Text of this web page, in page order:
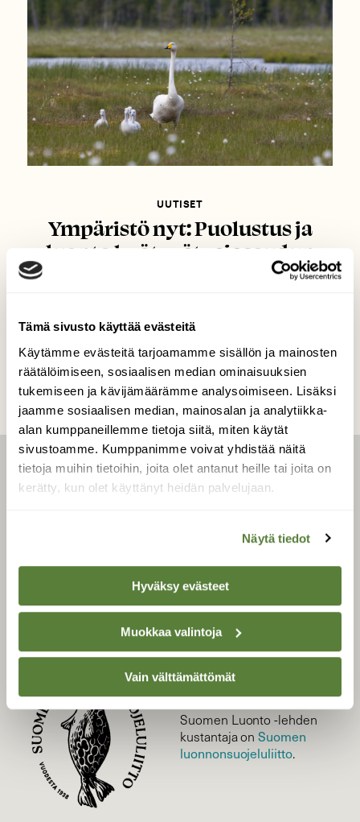
Tämä sivusto käyttää evästeitä
Käytämme evästeitä tarjoamamme sisällön ja mainosten
räätälöimiseen, sosiaalisen median ominaisuuksien
tukemiseen ja kävijämäärämme analysoimiseen. Lisäksi
jaamme sosiaalisen median, mainosalan ja analytiikka-
alan kumppaneillemme tietoja siitä, miten käytät
sivustoamme. Kumppanimme voivat yhdistää näitä
tietoja muihin tietoihin, joita olet antanut heille tai joita on
kerätty, kun olet käyttänyt heidän palvelujaan.
Näytä tiedot
Hyväksy evästeet
Muokkaa valintoja
Vain välttämättömät
UUTISET
Ympäristö nyt: Puolustus ja
luonto hyötyvät rajaseudun
soiden ennallistamisesta
LEHTI
Tilaa Suomen Luonto
SUOMEN LUONNON­
Suomen Luonto -lehden
kustantaja onSuomen
luonnonsuojelu­liitto.